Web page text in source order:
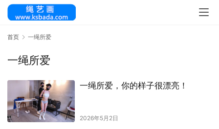
首页 一绳所爱
一绳所爱
一绳所爱，你的样子很漂亮！
2026年5月2日